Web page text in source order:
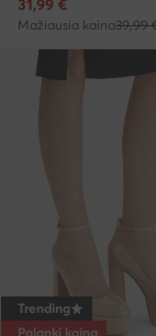
31,99 €
Mažiausia kaina39,99
Trending
Palanki kaina